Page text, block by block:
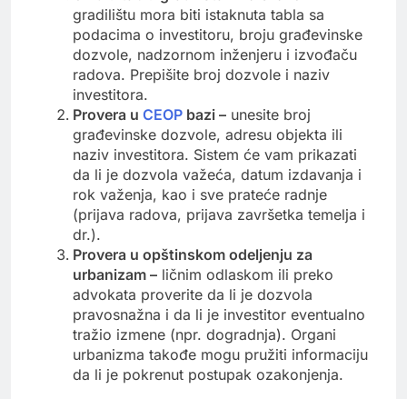
gradilištu mora biti istaknuta tabla sa
podacima o investitoru, broju građevinske
dozvole, nadzornom inženjeru i izvođaču
radova. Prepišite broj dozvole i naziv
investitora.
Provera u CEOP bazi – unesite broj
građevinske dozvole, adresu objekta ili
naziv investitora. Sistem će vam prikazati
da li je dozvola važeća, datum izdavanja i
rok važenja, kao i sve prateće radnje
(prijava radova, prijava završetka temelja i
dr.).
Provera u opštinskom odeljenju za
urbanizam – ličnim odlaskom ili preko
advokata proverite da li je dozvola
pravosnažna i da li je investitor eventualno
tražio izmene (npr. dogradnja). Organi
urbanizma takođe mogu pružiti informaciju
da li je pokrenut postupak ozakonjenja.